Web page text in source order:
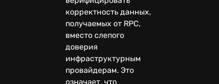
корректность данных,
получаемых от RPC,
вместо слепого
доверия
инфраструктурным
провайдерам. Это
означает, что